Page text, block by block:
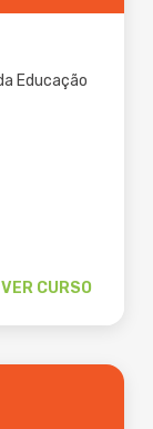
Educação
VER CURSO